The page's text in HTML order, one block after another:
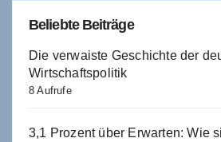
Beliebte Beiträge
Die verwaiste Geschichte der
Wirtschaftspolitik
8 Aufrufe
3,1 Prozent über Erwarten: Wie